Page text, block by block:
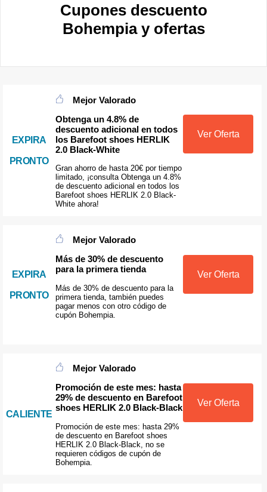
Cupones descuento
Bohempia y ofertas
EXPIRA
PRONTO
Mejor Valorado
Obtenga un 4.8% de
descuento adicional en todos
los Barefoot shoes HERLIK
2.0 Black-White
Gran ahorro de hasta 20€ por tiempo
limitado, ¡consulta Obtenga un 4.8%
de descuento adicional en todos los
Barefoot shoes HERLIK 2.0 Black-
White ahora!
Ver Oferta
EXPIRA
PRONTO
Mejor Valorado
Más de 30% de descuento
para la primera tienda
Más de 30% de descuento para la
primera tienda, también puedes
pagar menos con otro código de
cupón Bohempia.
Ver Oferta
CALIENTE
Mejor Valorado
Promoción de este mes: hasta
29% de descuento en Barefoot
shoes HERLIK 2.0 Black-Black
Promoción de este mes: hasta 29%
de descuento en Barefoot shoes
HERLIK 2.0 Black-Black, no se
requieren códigos de cupón de
Bohempia.
Ver Oferta